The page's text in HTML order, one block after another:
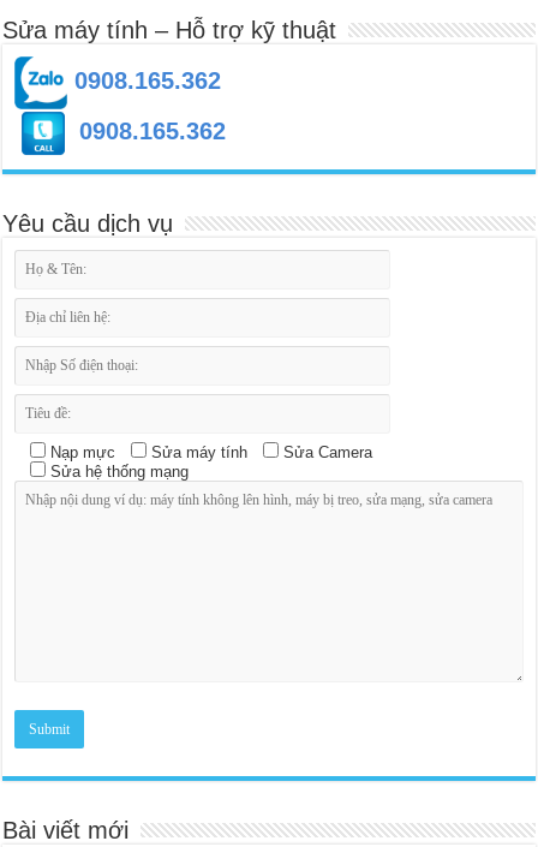
Sửa máy tính – Hỗ trợ kỹ thuật
0908.165.362
0908.165.362
Yêu cầu dịch vụ
Nạp mực Sửa máy tính
Sửa Camera
Sửa hệ thống mạng
Bài viết mới